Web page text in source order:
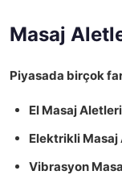
Masaj
Piyasada birçok
El Masaj
Elektrikli Masaj
Vibrasyon